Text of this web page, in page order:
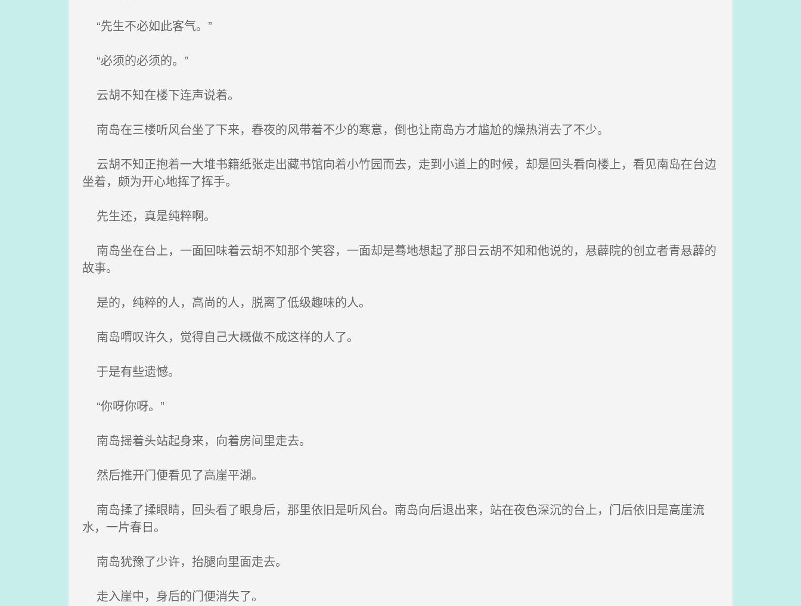
“先生不必如此客气。”
“必须的必须的。”
云胡不知在楼下连声说着。
南岛在三楼听风台坐了下来，春夜的风带着不少的寒意，倒也让南岛方才尴尬的燥热消去了不少。
云胡不知正抱着一大堆书籍纸张走出藏书馆向着小竹园而去，走到小道上的时候，却是回头看向楼上，看见南岛在台边
坐着，颇为开心地挥了挥手。
先生还，真是纯粹啊。
南岛坐在台上，一面回味着云胡不知那个笑容，一面却是蓦地想起了那日云胡不知和他说的，悬薜院的创立者青悬薜的
故事。
是的，纯粹的人，高尚的人，脱离了低级趣味的人。
南岛喟叹许久，觉得自己大概做不成这样的人了。
于是有些遗憾。
“你呀你呀。”
南岛摇着头站起身来，向着房间里走去。
然后推开门便看见了高崖平湖。
南岛揉了揉眼睛，回头看了眼身后，那里依旧是听风台。南岛向后退出来，站在夜色深沉的台上，门后依旧是高崖流
水，一片春日。
南岛犹豫了少许，抬腿向里面走去。
走入崖中，身后的门便消失了。